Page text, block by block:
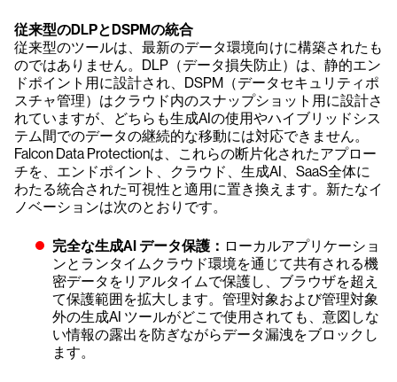
従来型のDLPとDSPMの統合
従来型のツールは、最新のデータ環境向けに構築されたも
のではありません。DLP（データ損失防止）は、静的エン
ドポイント用に設計され、DSPM（データセキュリティポ
スチャ管理）はクラウド内のスナップショット用に設計さ
れていますが、どちらも生成AIの使用やハイブリッドシス
テム間でのデータの継続的な移動には対応できません。
Falcon Data Protectionは、これらの断片化されたアプロー
チを、エンドポイント、クラウド、生成AI、SaaS全体に
わたる統合された可視性と適用に置き換えます。新たなイ
ノベーションは次のとおりです。
完全な生成AI データ保護： ローカルアプリケーショ
ンとランタイムクラウド環境を通じて共有される機
密データをリアルタイムで保護し、ブラウザを超え
て保護範囲を拡大します。管理対象および管理対象
外の生成AI ツールがどこで使用されても、意図しな
い情報の露出を防ぎながらデータ漏洩をブロックし
ます。